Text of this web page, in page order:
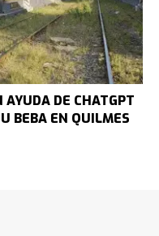
DE CHATGPT
BEBA EN QUILMES